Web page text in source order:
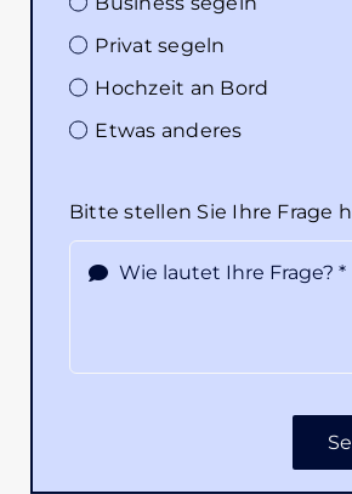
Privat segeln
Hochzeit an Bord
Etwas anderes
Bitte stellen Sie Ihre Frage